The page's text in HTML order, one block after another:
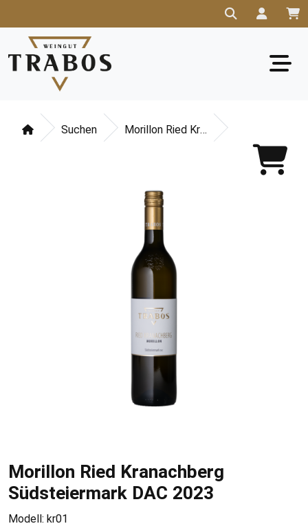
Suchen Morillon Ried Kranachberg Südsteiermark DAC 2023
Morillon Ried Kranachberg
Südsteiermark DAC 2023
Modell: kr01